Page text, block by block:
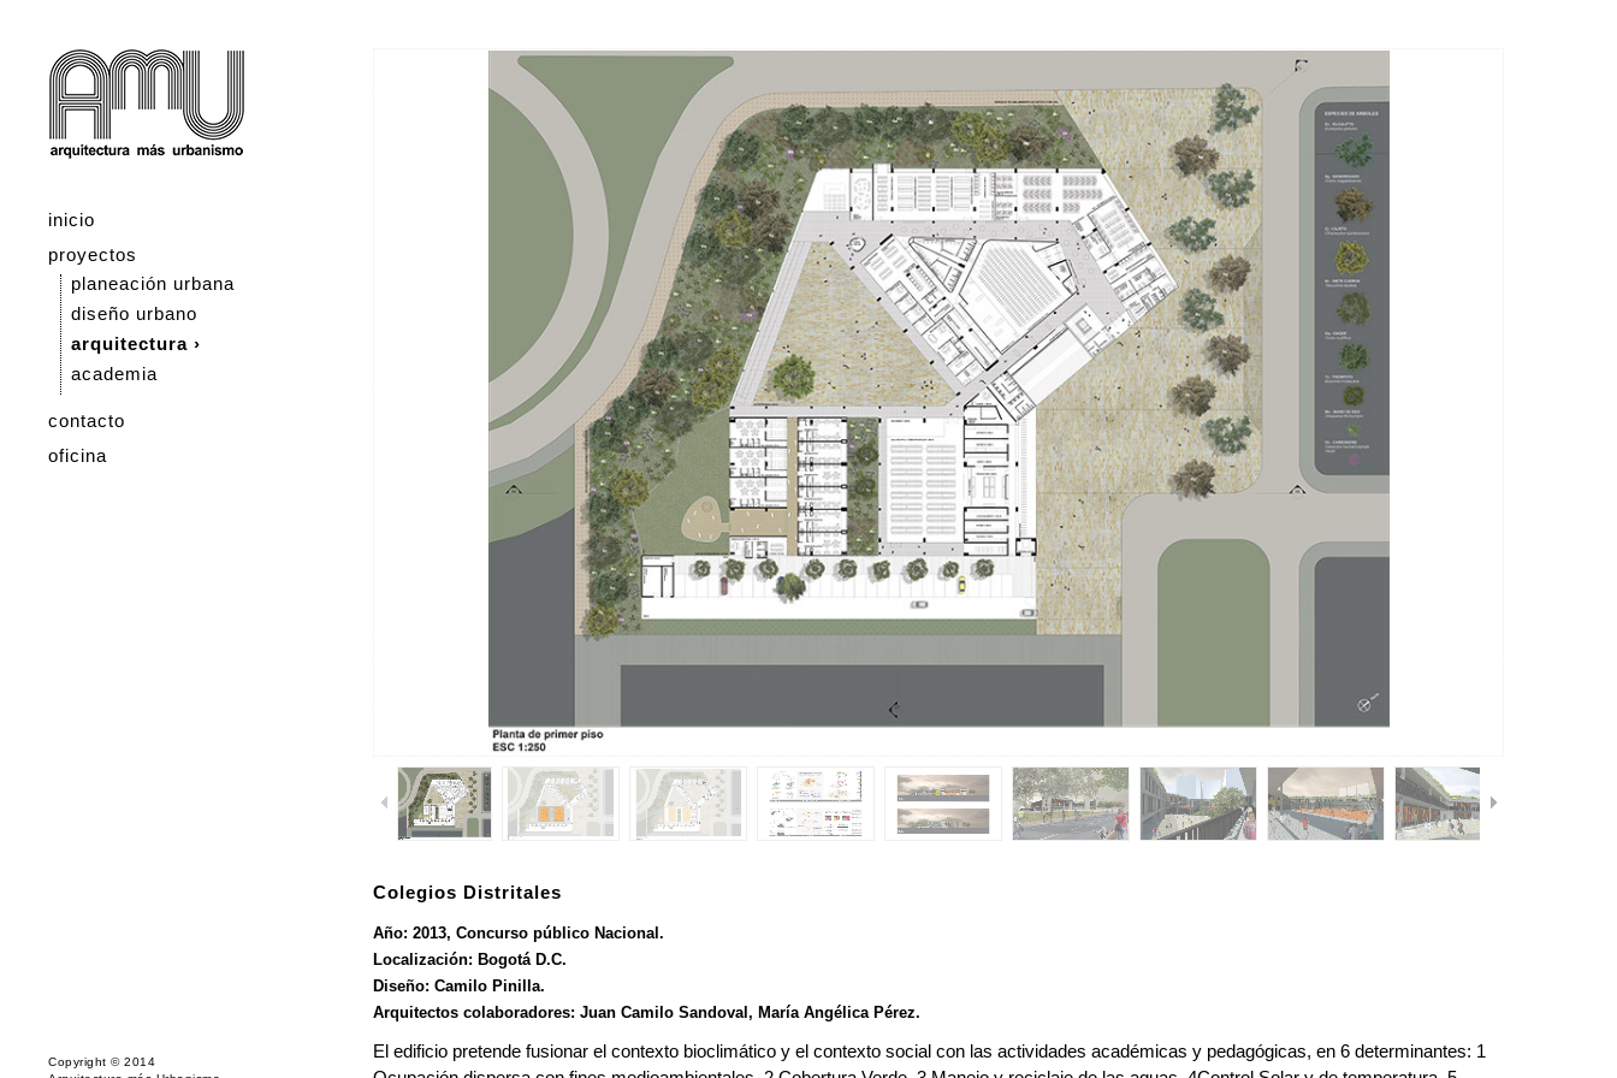
inicio
proyectos
planeación urbana
diseño urbano
arquitectura ›
academia
contacto
oficina
Copyright © 2014
Colegios Distritales
Año: 2013, Concurso público Nacional.
Localización: Bogotá D.C.
Diseño: Camilo Pinilla.
Arquitectos colaboradores: Juan Camilo Sandoval, María Angélica Pérez.
El edificio pretende fusionar el contexto bioclimático y el contexto social con las actividades académicas y pedagógicas, en 6 determinantes: 1